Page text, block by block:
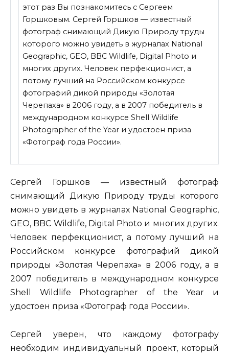
этот раз Вы познакомитесь с Сергеем
Горшковым. Сергей Горшков — известный
фотограф снимающий Дикую Природу труды
которого можно увидеть в журналах National
Geographic, GEO, BBC Wildlife, Digital Photo и
многих других. Человек перфекционист, а
потому лучший на Российском конкурсе
фотографий дикой природы «Золотая
Черепаха» в 2006 году, а в 2007 победитель в
международном конкурсе Shell Wildlife
Photographer of the Year и удостоен приза
«Фотограф года России».
Сергей Горшков — известный фотограф
снимающий Дикую Природу труды которого
можно увидеть в журналах National Geographic,
GEO, BBC Wildlife, Digital Photo и многих других.
Человек перфекционист, а потому лучший на
Российском конкурсе фотографий дикой
природы «Золотая Черепаха» в 2006 году, а в
2007 победитель в международном конкурсе
Shell Wildlife Photographer of the Year и
удостоен приза «Фотограф года России».
Сергей уверен, что каждому фотографу
необходим индивидуальный проект, который